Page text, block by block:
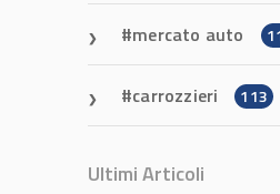
mercato auto
carrozzieri 113
Ultimi Articoli